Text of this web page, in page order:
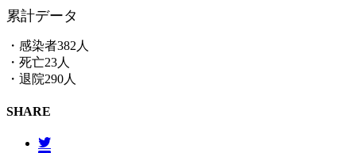
累計データ
・感染者382人
・死亡23人
・退院290人
SHARE